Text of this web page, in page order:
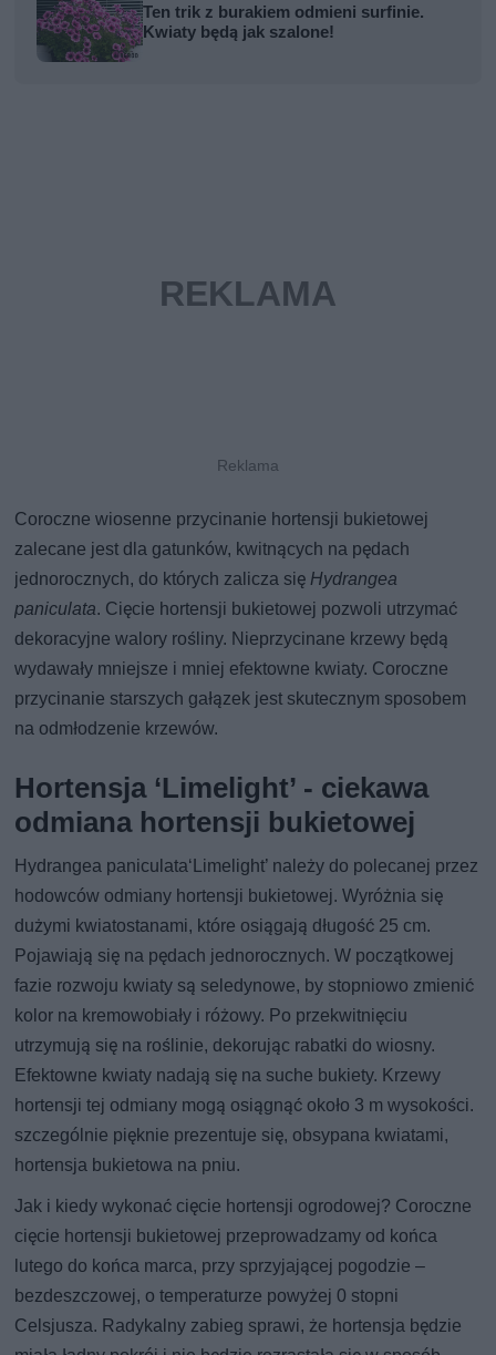
Ten trik z burakiem odmieni surfinie.
Kwiaty będą jak szalone!
Coroczne wiosenne przycinanie hortensji bukietowej
zalecane jest dla gatunków, kwitnących na pędach
jednorocznych, do których zalicza sięHydrangea
paniculata. Cięcie hortensji bukietowej pozwoli utrzymać
dekoracyjne walory rośliny. Nieprzycinane krzewy będą
wydawały mniejsze i mniej efektowne kwiaty. Coroczne
przycinanie starszych gałązek jest skutecznym sposobem
na odmłodzenie krzewów.
Hortensja ‘Limelight’ - ciekawa
odmiana hortensji bukietowej
Hydrangea paniculata‘Limelight’ należy do polecanej przez
hodowców odmiany hortensji bukietowej. Wyróżnia się
dużymi kwiatostanami, które osiągają długość 25 cm.
Pojawiają się na pędach jednorocznych. W początkowej
fazie rozwoju kwiaty są seledynowe, by stopniowo zmienić
kolor na kremowobiały i różowy. Po przekwitnięciu
utrzymują się na roślinie, dekorując rabatki do wiosny.
Efektowne kwiaty nadają się na suche bukiety. Krzewy
hortensji tej odmiany mogą osiągnąć około 3 m wysokości.
szczególnie pięknie prezentuje się, obsypana kwiatami,
hortensja bukietowa na pniu.
Jak i kiedy wykonać cięcie hortensji ogrodowej? Coroczne
cięcie hortensji bukietowej przeprowadzamy od końca
lutego do końca marca, przy sprzyjającej pogodzie –
bezdeszczowej, o temperaturze powyżej 0 stopni
Celsjusza. Radykalny zabieg sprawi, że hortensja będzie